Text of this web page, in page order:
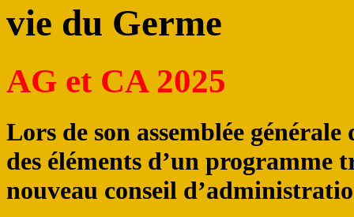
vie du Germe
AG et CA 2025
Lors de son assemblée
des éléments d’un programme
nouveau conseil